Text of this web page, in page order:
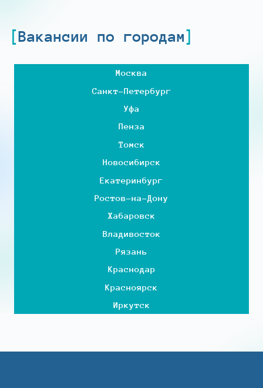
Вакансии по городам
Москва
Санкт-Петербург
Уфа
Пенза
Томск
Новосибирск
Екатеринбург
Ростов-на-Дону
Хабаровск
Владивосток
Рязань
Краснодар
Красноярск
Иркутск